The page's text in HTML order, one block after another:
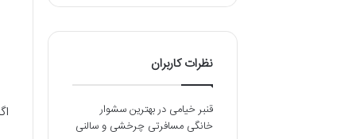
نظرات کاربران
قنبر خیامی دربهترین سشوار
خانگی مسافرتی چرخشی و سالنی